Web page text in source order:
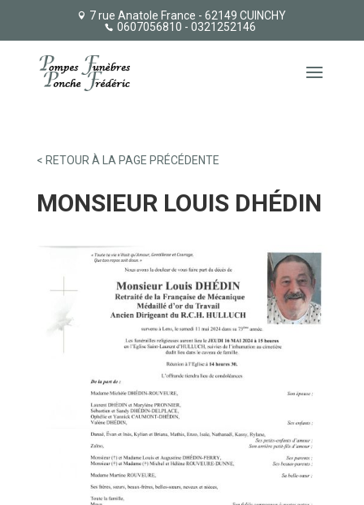
7 rue Anatole France - 62149 CUINCHY
0607056810 - 0321252146
< RETOUR À LA PAGE PRÉCÉDENTE
MONSIEUR LOUIS DHÉDIN